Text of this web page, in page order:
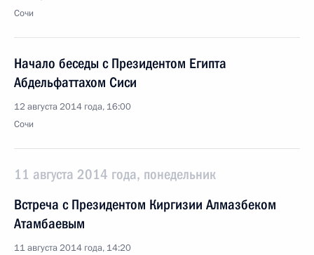
Сочи
Начало беседы с Президентом Египта
Абдельфаттахом Сиси
12 августа 2014 года, 16:00
Сочи
11 августа 2014 года, понедельник
Встреча с Президентом Киргизии Алмазбеком
Атамбаевым
11 августа 2014 года, 14:20